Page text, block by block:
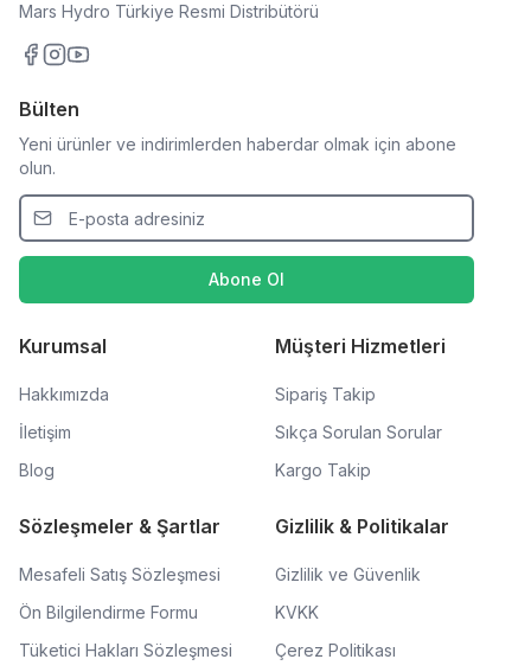
Mars Hydro Türkiye Resmi Distribütörü
Bülten
Yeni ürünler ve indirimlerden haberdar olmak için abone
olun.
Abone Ol
Kurumsal
Hakkımızda
İletişim
Blog
Müşteri Hizmetleri
Sipariş Takip
Sıkça Sorulan Sorular
Kargo Takip
Sözleşmeler & Şartlar
Mesafeli Satış Sözleşmesi
Ön Bilgilendirme Formu
Tüketici Hakları Sözleşmesi
Gizlilik & Politikalar
Gizlilik ve Güvenlik
KVKK
Çerez Politikası